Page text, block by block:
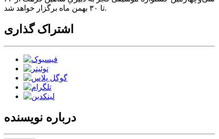
تا ۳۰ بهمن ماه برگزار خواهد شد.
اشتراک گذاری
درباره نویسنده